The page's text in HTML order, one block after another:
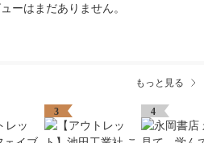
ーはまだありません。
もっと見る
3 4